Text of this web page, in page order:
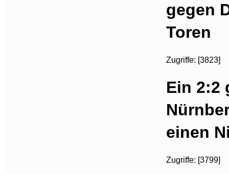
gegen
Toren
Zugriffe: [3823]
Ein 2:2
einen
Zugriffe: [3799]